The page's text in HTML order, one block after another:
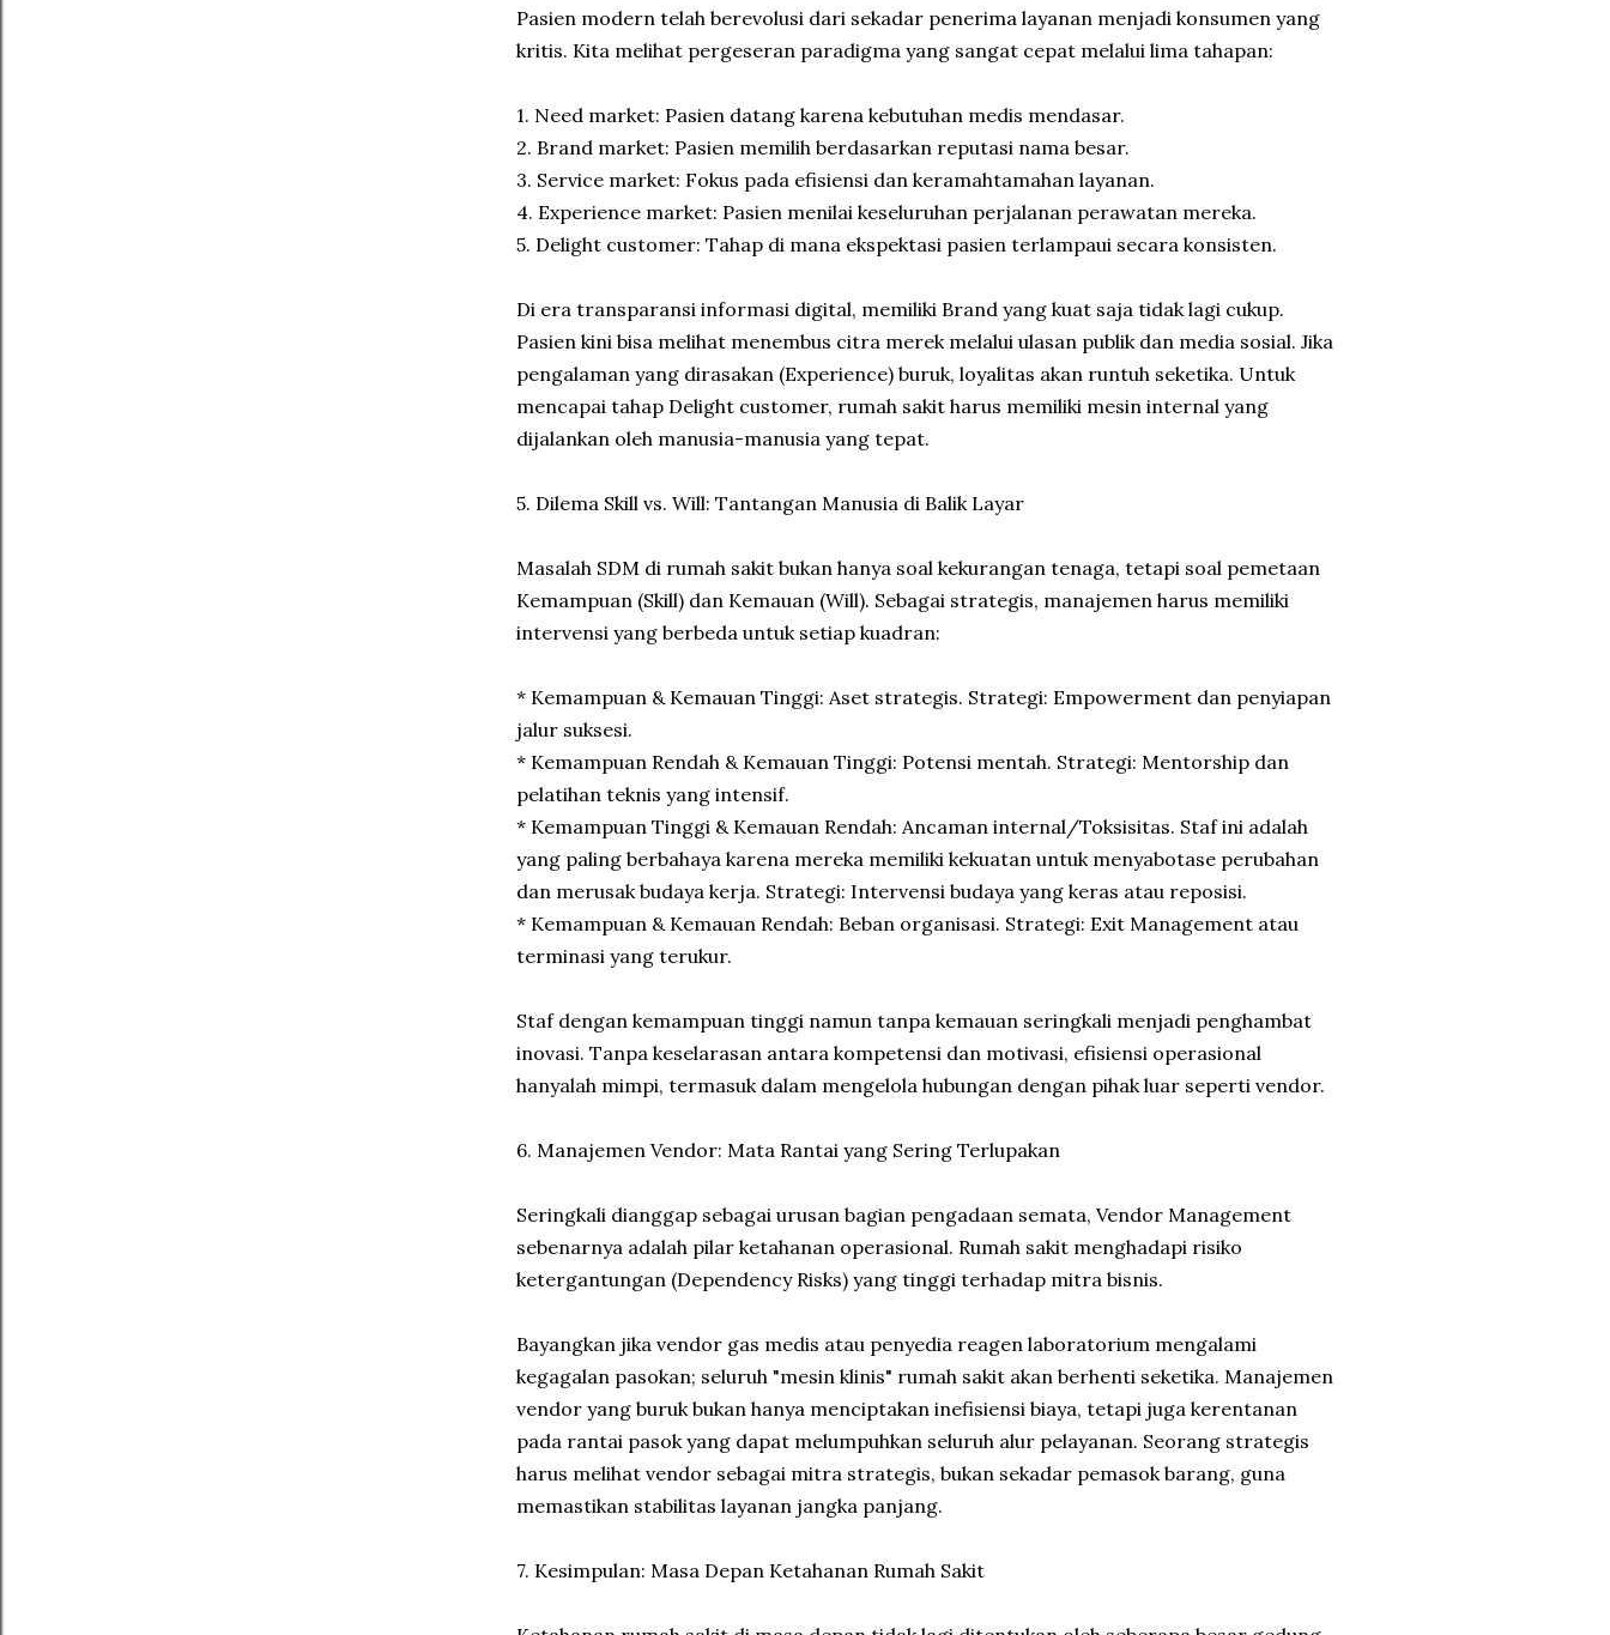
Pasien modern telah berevolusi dari sekadar penerima layanan menjadi konsumen yang
kritis. Kita melihat pergeseran paradigma yang sangat cepat melalui lima tahapan:
1. Need market: Pasien datang karena kebutuhan medis mendasar.
2. Brand market: Pasien memilih berdasarkan reputasi nama besar.
3. Service market: Fokus pada efisiensi dan keramahtamahan layanan.
4. Experience market: Pasien menilai keseluruhan perjalanan perawatan mereka.
5. Delight customer: Tahap di mana ekspektasi pasien terlampaui secara konsisten.
Di era transparansi informasi digital, memiliki Brand yang kuat saja tidak lagi cukup.
Pasien kini bisa melihat menembus citra merek melalui ulasan publik dan media sosial. Jika
pengalaman yang dirasakan (Experience) buruk, loyalitas akan runtuh seketika. Untuk
mencapai tahap Delight customer, rumah sakit harus memiliki mesin internal yang
dijalankan oleh manusia-manusia yang tepat.
5. Dilema Skill vs. Will: Tantangan Manusia di Balik Layar
Masalah SDM di rumah sakit bukan hanya soal kekurangan tenaga, tetapi soal pemetaan
Kemampuan (Skill) dan Kemauan (Will). Sebagai strategis, manajemen harus memiliki
intervensi yang berbeda untuk setiap kuadran:
* Kemampuan & Kemauan Tinggi: Aset strategis. Strategi: Empowerment dan penyiapan
jalur suksesi.
* Kemampuan Rendah & Kemauan Tinggi: Potensi mentah. Strategi: Mentorship dan
pelatihan teknis yang intensif.
* Kemampuan Tinggi & Kemauan Rendah: Ancaman internal/Toksisitas. Staf ini adalah
yang paling berbahaya karena mereka memiliki kekuatan untuk menyabotase perubahan
dan merusak budaya kerja. Strategi: Intervensi budaya yang keras atau reposisi.
* Kemampuan & Kemauan Rendah: Beban organisasi. Strategi: Exit Management atau
terminasi yang terukur.
Staf dengan kemampuan tinggi namun tanpa kemauan seringkali menjadi penghambat
inovasi. Tanpa keselarasan antara kompetensi dan motivasi, efisiensi operasional
hanyalah mimpi, termasuk dalam mengelola hubungan dengan pihak luar seperti vendor.
6. Manajemen Vendor: Mata Rantai yang Sering Terlupakan
Seringkali dianggap sebagai urusan bagian pengadaan semata, Vendor Management
sebenarnya adalah pilar ketahanan operasional. Rumah sakit menghadapi risiko
ketergantungan (Dependency Risks) yang tinggi terhadap mitra bisnis.
Bayangkan jika vendor gas medis atau penyedia reagen laboratorium mengalami
kegagalan pasokan; seluruh "mesin klinis" rumah sakit akan berhenti seketika. Manajemen
vendor yang buruk bukan hanya menciptakan inefisiensi biaya, tetapi juga kerentanan
pada rantai pasok yang dapat melumpuhkan seluruh alur pelayanan. Seorang strategis
harus melihat vendor sebagai mitra strategis, bukan sekadar pemasok barang, guna
memastikan stabilitas layanan jangka panjang.
7. Kesimpulan: Masa Depan Ketahanan Rumah Sakit